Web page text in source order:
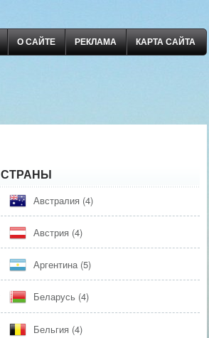
О САЙТЕ РЕКЛАМА КАРТА САЙТА
СТРАНЫ
Австралия (4)
Австрия (4)
Аргентина(5)
Беларусь (4)
Бельгия (4)